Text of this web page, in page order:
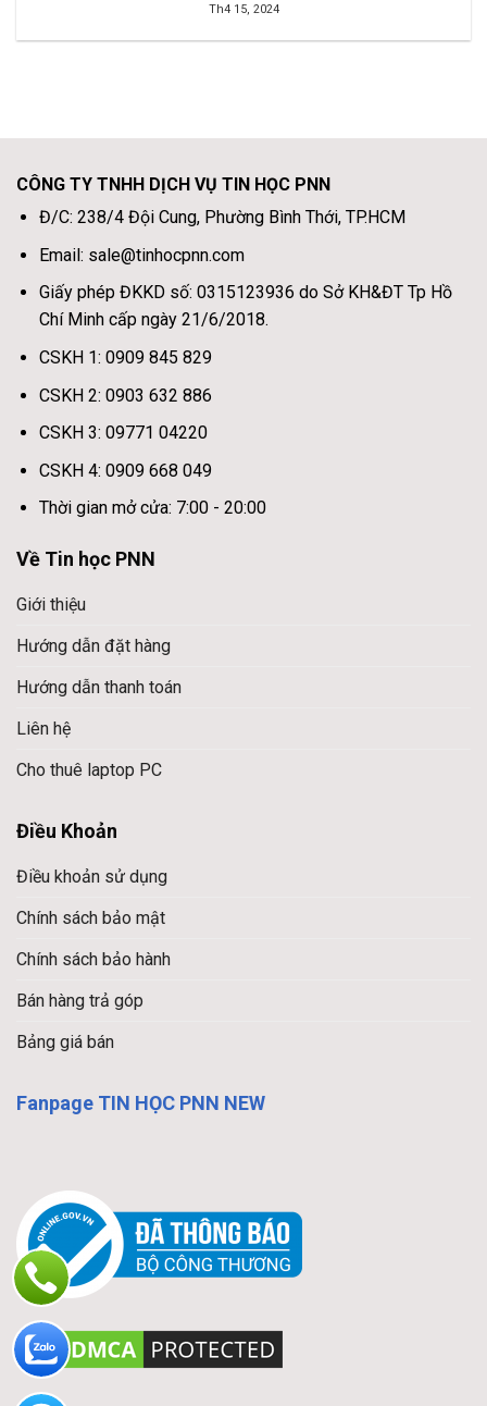
Th4 15, 2024
CÔNG TY TNHH DỊCH VỤ TIN HỌC PNN
Đ/C: 238/4 Đội Cung, Phường Bình Thới, TP.HCM
Email: sale@tinhocpnn.com
Giấy phép ĐKKD số: 0315123936 do Sở KH&ĐT Tp Hồ
Chí Minh cấp ngày 21/6/2018.
CSKH 1: 0909 845 829
CSKH 2: 0903 632 886
CSKH 3: 09771 04220
CSKH 4: 0909 668 049
Thời gian mở cửa: 7:00 - 20:00
Về Tin học PNN
Giới thiệu
Hướng dẫn đặt hàng
Hướng dẫn thanh toán
Liên hệ
Cho thuê laptop PC
Điều Khoản
Điều khoản sử dụng
Chính sách bảo mật
Chính sách bảo hành
Bán hàng trả góp
Bảng giá bán
Fanpage TIN HỌC PNN NEW